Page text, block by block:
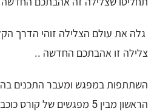
גלה את עולם הצלילה זוהי הדרך
צלילה זו אהבתכם החדשה ..
השתתפות במפגש ומעבר התכנים
הראשון מבין 5 מפגשים של קורס כוכב אחד.